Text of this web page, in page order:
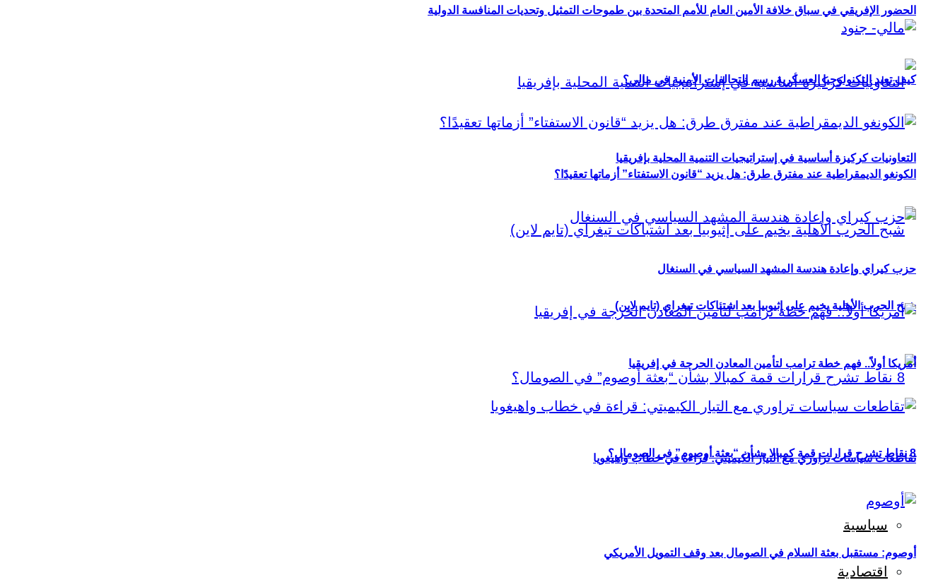
الحضور الإفريقي في سباق خلافة الأمين العام للأمم المتحدة بين طموحات التمثيل وتحديات المنافسة الدولية
التعاونيات كركيزة أساسية في إستراتيجيات التنمية المحلية بإفريقيا
شبح الحرب الأهلية يخيم على إثيوبيا بعد اشتباكات تيغراي (تايم لاين)
8 نقاط تشرح قرارات قمة كمبالا بشأن “بعثة أوصوم” في الصومال؟
سياسية
اقتصادية
كيف تعيد التكنولوجيا العسكرية رسم التحالفات الأمنية في مالي؟
الكونغو الديمقراطية عند مفترق طرق: هل يزيد “قانون الاستفتاء” أزماتها تعقيدًا؟
حزب كيراي وإعادة هندسة المشهد السياسي في السنغال
أمريكا أولاً.. فهم خطة ترامب لتأمين المعادن الحرجة في إفريقيا
تقاطعات سياسات تراوري مع التيار الكيميتي: قراءة في خطاب واهيغويا
أوصوم: مستقبل بعثة السلام في الصومال بعد وقف التمويل الأمريكي